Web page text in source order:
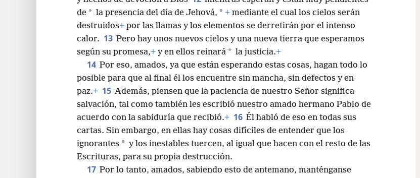
de * la presencia del día de Jehová, * + mediante el cual los cielos serán
destruidos+ por las llamas y los elementos se derretirán por el intenso
calor. 13 Pero hay unos nuevos cielos y una nueva tierra que esperamos
según su promesa,+ y en ellos reinará * la justicia.+
14 Por eso, amados, ya que están esperando estas cosas, hagan todo lo
posible para que al final él los encuentre sin mancha, sin defectos y en
paz.+ 15 Además, piensen que la paciencia de nuestro Señor significa
salvación, tal como también les escribió nuestro amado hermano Pablo de
acuerdo con la sabiduría que recibió.+ 16 Él habló de eso en todas sus
cartas. Sin embargo, en ellas hay cosas difíciles de entender que los
ignorantes * y los inestables tuercen, al igual que hacen con el resto de las
Escrituras, para su propia destrucción.
17 Por lo tanto, amados, sabiendo esto de antemano, manténganse